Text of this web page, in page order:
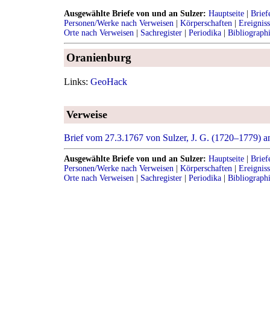
Ausgewählte Briefe von und an Sulzer: Hauptseite |
Personen/Werke nach Verweisen | Körperschaften |
Orte nach Verweisen | Sachregister | Periodika |
Oranienburg
Links: GeoHack
Verweise
Brief vom 27.3.1767 von Sulzer, J. G. (1720–1779)
Ausgewählte Briefe von und an Sulzer: Hauptseite |
Personen/Werke nach Verweisen | Körperschaften |
Orte nach Verweisen | Sachregister | Periodika |